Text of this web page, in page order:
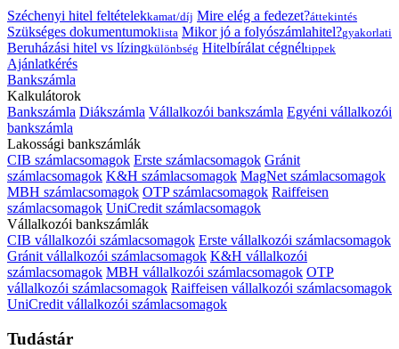
Széchenyi hitel feltételekkamat/díj Mire elég a fedezet?áttekintés
Szükséges dokumentumoklista Mikor jó a folyószámlahitel?gyakorlati
Beruházási hitel vs lízingkülönbség Hitelbírálat cégnéltippek
Ajánlatkérés
Bankszámla
Kalkulátorok
Bankszámla Diákszámla Vállalkozói bankszámla Egyéni vállalkozói
bankszámla
Lakossági bankszámlák
CIB számlacsomagok Erste számlacsomagok Gránit
számlacsomagok K&H számlacsomagok MagNet számlacsomagok
MBH számlacsomagok OTP számlacsomagok Raiffeisen
számlacsomagok UniCredit számlacsomagok
Vállalkozói bankszámlák
CIB vállalkozói számlacsomagok Erste vállalkozói számlacsomagok
Gránit vállalkozói számlacsomagok K&H vállalkozói
számlacsomagok MBH vállalkozói számlacsomagok OTP
vállalkozói számlacsomagok Raiffeisen vállalkozói számlacsomagok
UniCredit vállalkozói számlacsomagok
Tudástár